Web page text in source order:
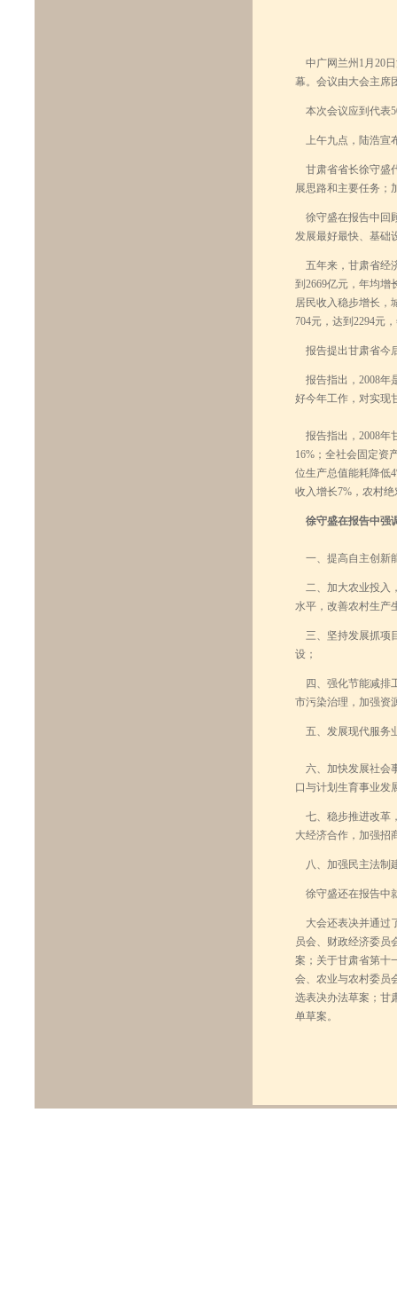
中广网兰州1月20
幕。会议由大会主席
本次会议应到代表
上午九点，陆浩宣
甘肃省省长徐守盛
展思路和主要任务；
徐守盛在报告中回
发展最好最快、基础
五年来，甘肃省经
到2669亿元，年均增
居民收入稳步增长，
704元，达到2294元
报告提出甘肃省今
报告指出，2008年
好今年工作，对实现
报告指出，2008年
16%；全社会固定资
位生产总值能耗降低
收入增长7%，农村
徐守盛在报告中强
一、提高自主创新
二、加大农业投入
水平，改善农村生产
三、坚持发展抓项
设；
四、强化节能减排
市污染治理，加强资
五、发展现代服务
六、加快发展社会
口与计划生育事业发
七、稳步推进改革
大经济合作，加强招
八、加强民主法制
徐守盛还在报告中
大会还表决并通过
员会、财政经济委员
案；关于甘肃省第十
会、农业与农村委员
选表决办法草案；甘
单草案。